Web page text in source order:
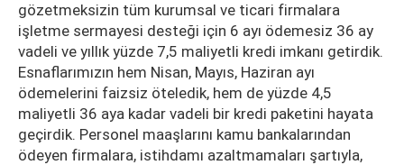
gözetmeksizin tüm kurumsal ve ticari firmalara
işletme sermayesi desteği için 6 ayı ödemesiz 36 ay
vadeli ve yıllık yüzde 7,5 maliyetli kredi imkanı getirdik.
Esnaflarımızın hem Nisan, Mayıs, Haziran ayı
ödemelerini faizsiz öteledik, hem de yüzde 4,5
maliyetli 36 aya kadar vadeli bir kredi paketini hayata
geçirdik. Personel maaşlarını kamu bankalarından
ödeyen firmalara, istihdamı azaltmamaları şartıyla,